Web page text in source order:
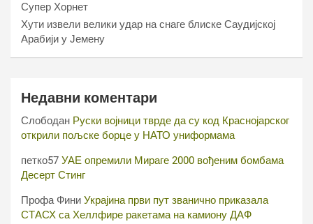
Супер Хорнет
Хути извели велики удар на снаге блиске Саудијској
Арабији у Јемену
Недавни коментари
Слободан Руски војници тврде да су код Краснојарског
открили пољске борце у НАТО униформама
петко57 УАЕ опремили Мираге 2000 вођеним бомбама
Десерт Стинг
Профа Фини Украјина први пут званично приказала
СТАСХ са Хеллфире ракетама на камиону ДАФ